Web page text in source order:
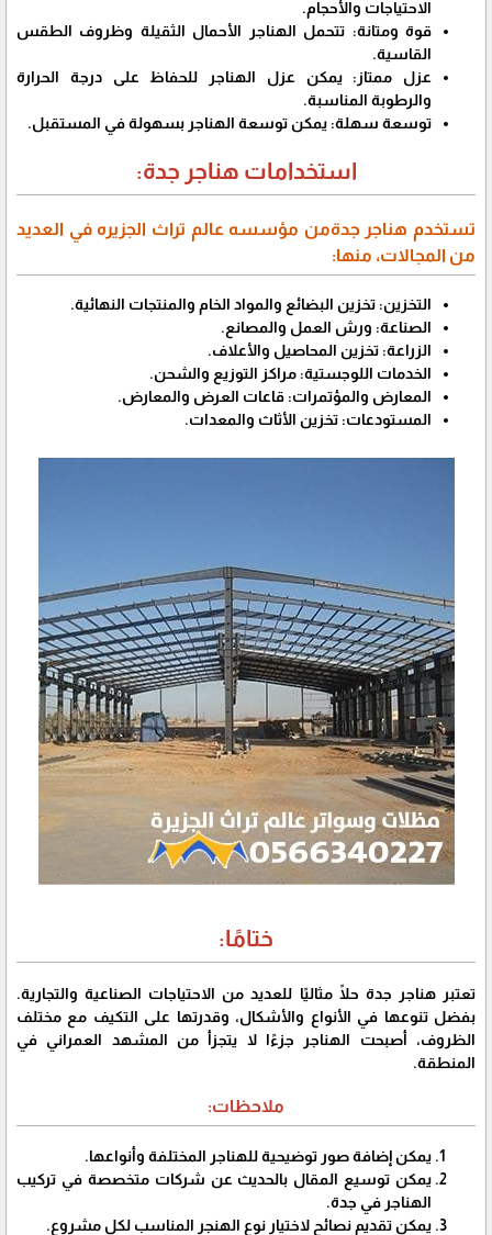
الاحتياجات والأحجام.
قوة ومتانة: تتحمل الهناجر الأحمال الثقيلة وظروف الطقس
القاسية.
عزل ممتاز: يمكن عزل الهناجر للحفاظ على درجة الحرارة
والرطوبة المناسبة.
توسعة سهلة: يمكن توسعة الهناجر بسهولة في المستقبل.
استخدامات هناجر جدة:
تستخدم هناجر جدةمن مؤسسه عالم تراث الجزيره في العديد
من المجالات، منها:
التخزين: تخزين البضائع والمواد الخام والمنتجات النهائية.
الصناعة: ورش العمل والمصانع.
الزراعة: تخزين المحاصيل والأعلاف.
الخدمات اللوجستية: مراكز التوزيع والشحن.
المعارض والمؤتمرات: قاعات العرض والمعارض.
المستودعات: تخزين الأثاث والمعدات.
ختامًا:
تعتبر هناجر جدة حلًا مثاليًا للعديد من الاحتياجات الصناعية والتجارية.
بفضل تنوعها في الأنواع والأشكال، وقدرتها على التكيف مع مختلف
الظروف، أصبحت الهناجر جزءًا لا يتجزأ من المشهد العمراني في
المنطقة.
ملاحظات:
يمكن إضافة صور توضيحية للهناجر المختلفة وأنواعها.
يمكن توسيع المقال بالحديث عن شركات متخصصة في تركيب
الهناجر في جدة.
يمكن تقديم نصائح لاختيار نوع الهنجر المناسب لكل مشروع.